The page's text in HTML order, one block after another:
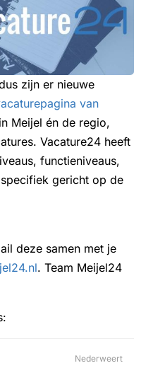
zijn er nieuwe
van
Meijel én de regio,
Vacature24 heeft
functieniveaus,
gericht op de
deze samen met je
. Team Meijel24
Nederweert